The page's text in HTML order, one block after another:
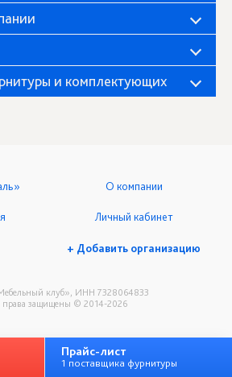
и комплектующих
клуб», ИНН 7328064833
права защищены © 2014-2026
О компании
Личный кабинет
+ Добавить организацию
Прайс-лист
1 поставщика фурнитуры